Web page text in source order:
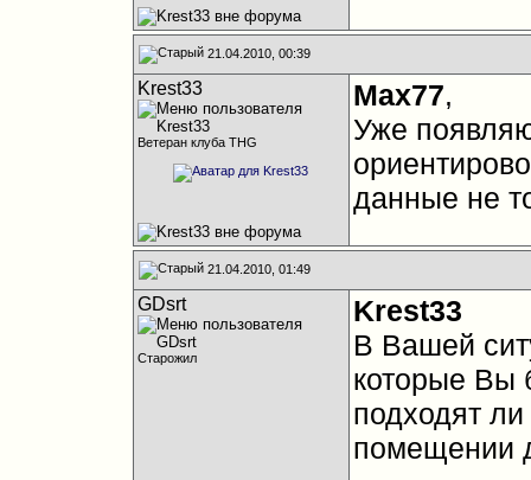
21.04.2010, 00:39
Krest33
Ветеран клуба THG
Max77,
Уже
данные не
21.04.2010, 01:49
GDsrt
Старожил
Krest33
В Вашей
которые Вы
подходят
помещении